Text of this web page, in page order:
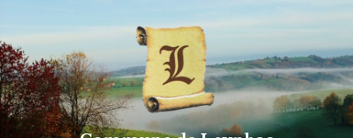
content
main
navigation
footer